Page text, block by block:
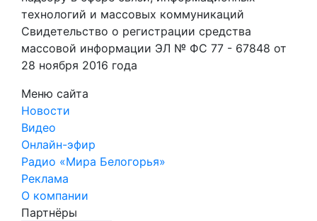
технологий и массовых коммуникаций
Свидетельство о регистрации средства
массовой информации ЭЛ № ФС 77 - 67848 от
28 ноября 2016 года
Меню сайта
Новости
Видео
Онлайн-эфир
Радио «Мира Белогорья»
Реклама
О компании
Партнёры